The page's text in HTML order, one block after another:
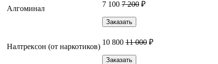
Алгоминал
7 100 7 200 ₽
Заказать
Налтрексон (от наркотиков)
10 800 11 000 ₽
Заказать